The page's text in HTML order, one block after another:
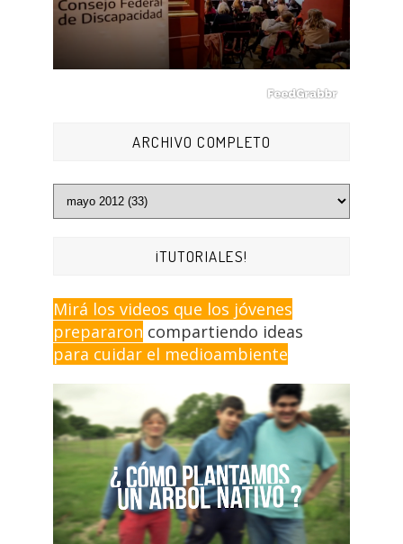
ARCHIVO COMPLETO
¡TUTORIALES!
Mirá los videos que los jóvenes
prepararon compartiendo ideas
para cuidar el medioambiente